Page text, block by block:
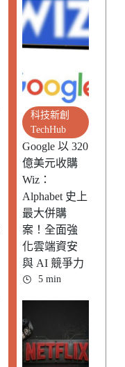
科技新創
TechHub
Google 以 320
億美元收購
Wiz：
Alphabet 史上
最大併購
案！全面強
化雲端資安
與 AI 競爭力
5 min